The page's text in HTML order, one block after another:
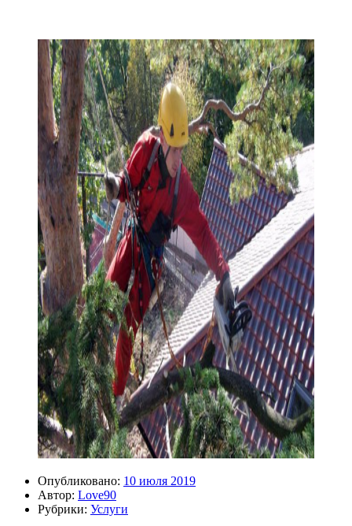
Опубликовано: 10 июля 2019
Автор: Love90
Рубрики: Услуги